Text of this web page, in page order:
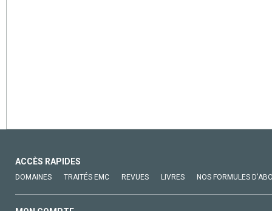
ACCÈS RAPIDES
DOMAINES TRAITÉS EMC REVUES LIVRES NOS FORMULES